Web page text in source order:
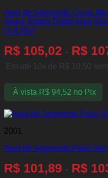
Anel de Segmento Corsa
Siena Strada Doblo Idea
(1.8 16v)
R$ 105,02 - R$
Em até 10x de R$ 10,50
À vista R$94,52 no Pix
2001
Anel de Segmento Palio
R$ 101,89 - R$